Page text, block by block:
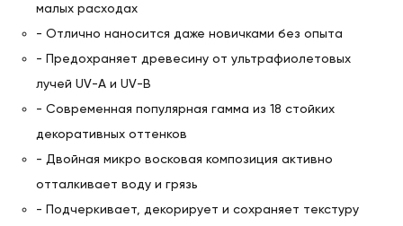
малых расходах
- Отлично наносится даже новичками без опыта
- Предохраняет древесину от ультрафиолетовых
лучей UV-A и UV-B
- Современная популярная гамма из 18 стойких
декоративных оттенков
- Двойная микро восковая композиция активно
отталкивает воду и грязь
- Подчеркивает, декорирует и сохраняет текстуру